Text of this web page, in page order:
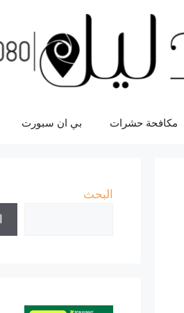
مكافحة حشرات بي ان سبورت
البحث